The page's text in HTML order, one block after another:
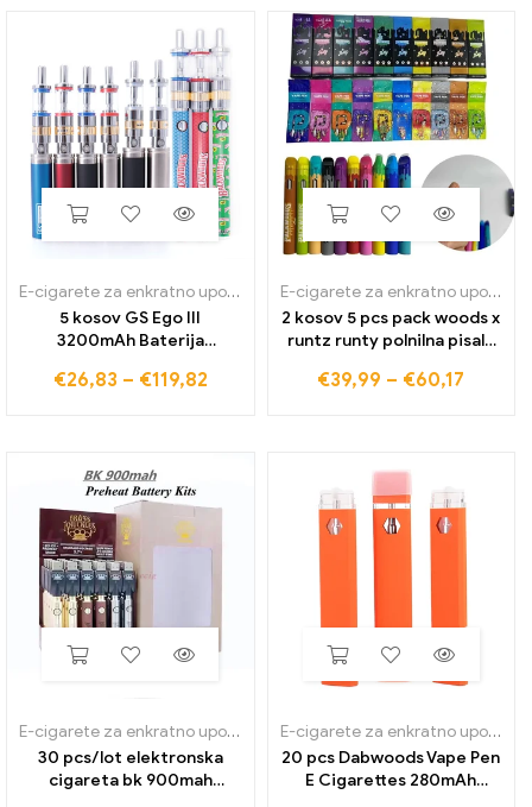
E-cigarete za enkratno uporabo
5 kosov GS Ego III
3200mAh Baterija
Kapaciteta 510 Fit M14 M16
€26,83 – €119,82
E-cigarete za enkratno uporabo
2 kosov 5 pcs pack woods x
runtz runty polnilna pisala
prazne stroke za naprave
€39,99 – €60,17
E-cigarete za enkratno uporabo
30 pcs/lot elektronska
cigareta bk 900mah
E-cigarete za enkratno uporabo
20 pcs Dabwoods Vape Pen
E Cigarettes 280mAh